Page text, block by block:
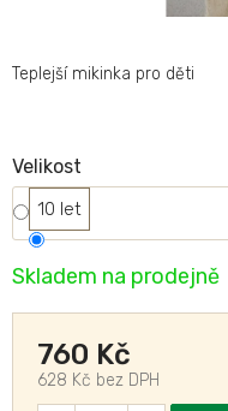
Skladem na prodejně
Velikost
10 let
760 Kč
628 Kč bez DPH
Teplejší mikinka pro děti